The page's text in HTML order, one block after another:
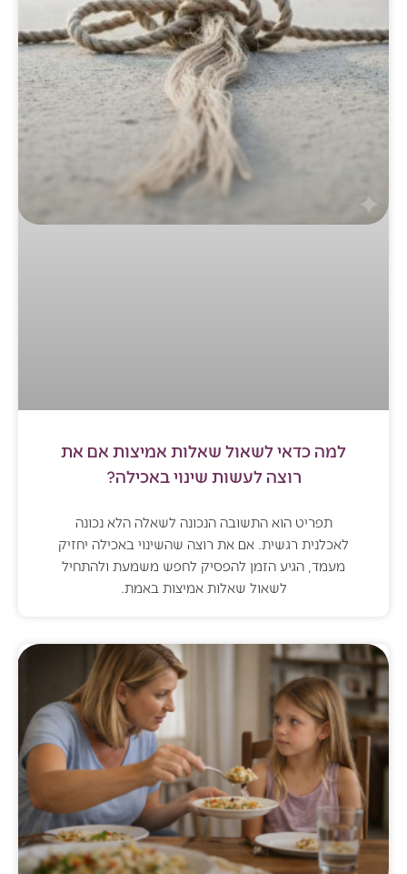
למה כדאי לשאול שאלות אמיצות אם את
רוצה לעשות שינוי באכילה?
תפריט הוא התשובה הנכונה לשאלה הלא נכונה
לאכלנית רגשית. אם את רוצה שהשינוי באכילה יחזיק
מעמד, הגיע הזמן להפסיק לחפש משמעת ולהתחיל
לשאול שאלות אמיצות באמת.